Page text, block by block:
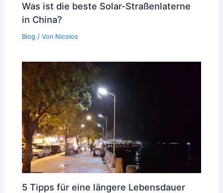
Was ist die beste Solar-Straßenlaterne
in China?
Blog / Von Nicolos
5 Tipps für eine längere Lebensdauer